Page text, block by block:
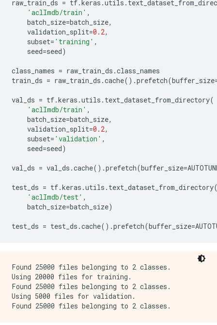
raw_train_ds = tf. keras .utils .
'aclImdb/train' ,
batch_size=batch_size,
validation_split=0.2,
subset= 'training' ,
seed=seed)
class_names = raw_train_ds .class_names
train_ds = raw_train_ds .cache().prefetch(buffer_size
val_ds = tf.keras .utils . text_dataset_from_directory(
'aclImdb/train' ,
batch_size=batch_size,
validation_split=0.2,
subset= 'validation' ,
seed=seed)
val_ds = val_ds .cache().prefetch(buffer_size=
test_ds = tf.keras .utils . text_dataset_from_directory
'aclImdb/test' ,
batch_size=batch_size)
test_ds = test_ds .cache().prefetch(buffer_size=
Found 25000 files belonging to 2 classes.
Using 20000 files for training.
Found 25000 files belonging to 2 classes.
Using 5000 files for validation.